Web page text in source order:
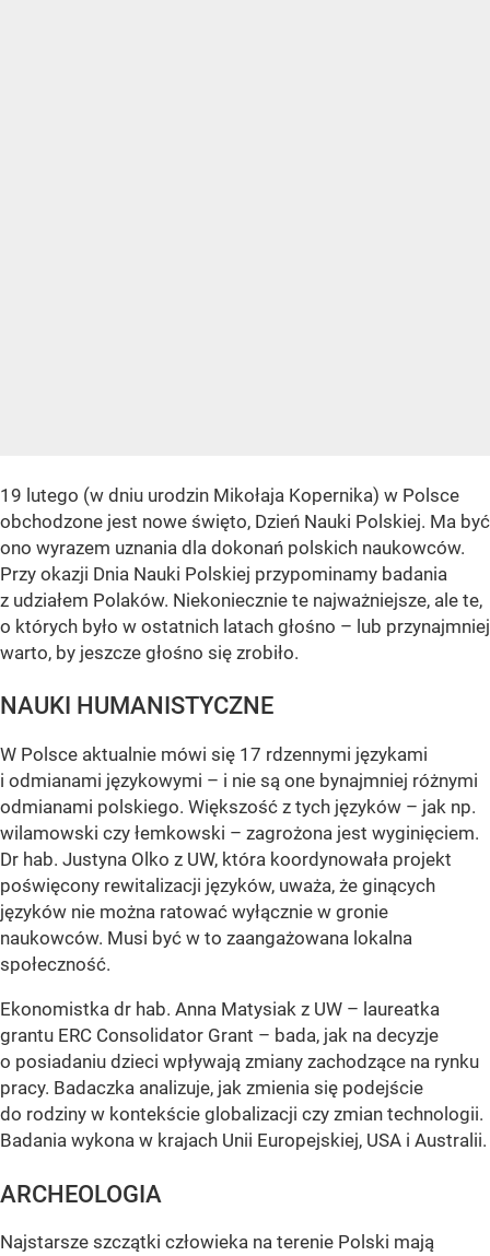
19 lutego (w dniu urodzin Mikołaja Kopernika) w Polsce
obchodzone jest nowe święto, Dzień Nauki Polskiej. Ma być
ono wyrazem uznania dla dokonań polskich naukowców.
Przy okazji Dnia Nauki Polskiej przypominamy badania
z udziałem Polaków. Niekoniecznie te najważniejsze, ale te,
o których było w ostatnich latach głośno – lub przynajmniej
warto, by jeszcze głośno się zrobiło.
NAUKI HUMANISTYCZNE
W Polsce aktualnie mówi się 17 rdzennymi językami
i odmianami językowymi – i nie są one bynajmniej różnymi
odmianami polskiego. Większość z tych języków – jak np.
wilamowski czy łemkowski – zagrożona jest wyginięciem.
Dr hab. Justyna Olko z UW, która koordynowała projekt
poświęcony rewitalizacji języków, uważa, że ginących
języków nie można ratować wyłącznie w gronie
naukowców. Musi być w to zaangażowana lokalna
społeczność.
Ekonomistka dr hab. Anna Matysiak z UW – laureatka
grantu ERC Consolidator Grant – bada, jak na decyzje
o posiadaniu dzieci wpływają zmiany zachodzące na rynku
pracy. Badaczka analizuje, jak zmienia się podejście
do rodziny w kontekście globalizacji czy zmian technologii.
Badania wykona w krajach Unii Europejskiej, USA i Australii.
ARCHEOLOGIA
Najstarsze szczątki człowieka na terenie Polski mają